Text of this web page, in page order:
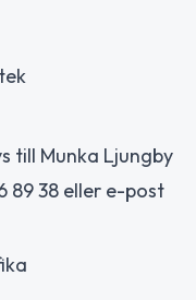
till Munka Ljungby
89 38 eller e-post